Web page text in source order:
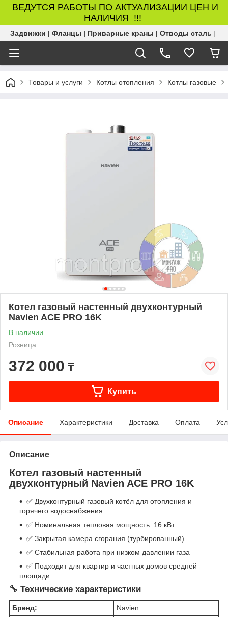
ВЕДУТСЯ РАБОТЫ ПО АКТУАЛИЗАЦИИ ЦЕН И
НАЛИЧИЯ !!!
Задвижки | Фланцы | Приварные краны | Отводы сталь |
Товары и услуги Котлы отопления Котлы газовые
Котел газовый настенный двухконтурный
Navien ACE PRO 16K
В наличии
Розница
372 000 ₸
Купить
Описание Характеристики Доставка Оплата
Описание
Котел газовый настенный
двухконтурный Navien ACE PRO 16K
✅ Двухконтурный газовый котёл для отопления и
горячего водоснабжения
✅ Номинальная тепловая мощность: 16 кВт
✅ Закрытая камера сгорания (турбированный)
✅ Стабильная работа при низком давлении газа
✅ Подходит для квартир и частных домов средней
площади
🔧 Технические характеристики
Бренд:
Navien